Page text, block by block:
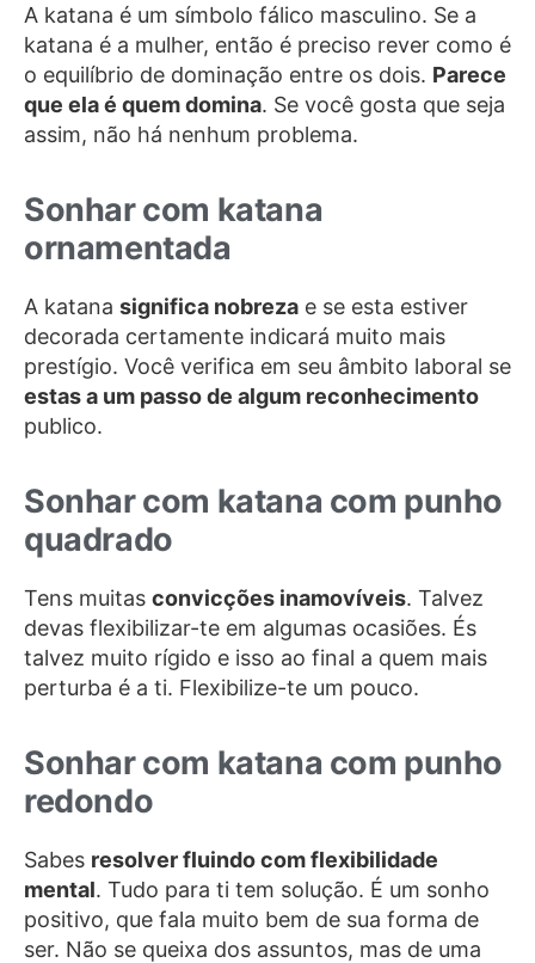
A katana é um símbolo fálico masculino. Se a
katana é a mulher, então é preciso rever como é
o equilíbrio de dominação entre os dois. Parece
que ela é quem domina. Se você gosta que seja
assim, não há nenhum problema.
Sonhar com katana
ornamentada
A katana significa nobreza e se esta estiver
decorada certamente indicará muito mais
prestígio. Você verifica em seu âmbito laboral se
estas a um passo de algum reconhecimento
publico.
Sonhar com katana com punho
quadrado
Tens muitas convicções inamovíveis. Talvez
devas flexibilizar-te em algumas ocasiões. És
talvez muito rígido e isso ao final a quem mais
perturba é a ti. Flexibilize-te um pouco.
Sonhar com katana com punho
redondo
Sabes resolver fluindo com flexibilidade
mental. Tudo para ti tem solução. É um sonho
positivo, que fala muito bem de sua forma de
ser. Não se queixa dos assuntos, mas de uma